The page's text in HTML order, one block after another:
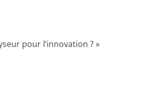
pour l’innovation ?»